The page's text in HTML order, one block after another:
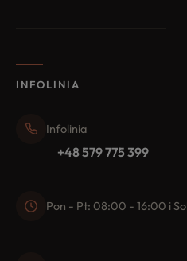
INFOLINIA
Infolinia
+48 579 775 399
Pon - Pt: 08:00 - 16:00 i